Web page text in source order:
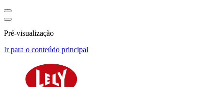
Pré-visualização
Ir para o conteúdo principal